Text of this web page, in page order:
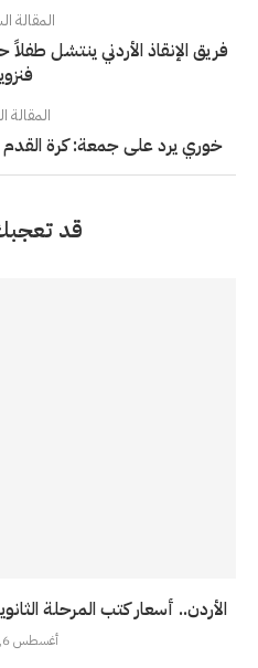
المقالة
المقالة
خوري يرد على جمعة: كرة القدم
قد
الأردن.. أسعار كتب المرحلة الثانوية
أغسطس 6, 2026